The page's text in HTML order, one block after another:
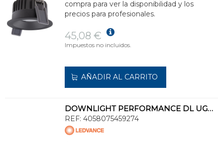
compra para ver la disponibilidad y los
precios para profesionales.
45,08 €
Impuestos no incluidos.
AÑADIR AL CARRITO
DOWNLIGHT PERFORMANCE DL UGR19 DN195 PFM 21W/840 BLANCO IP54
REF: 4058075459274